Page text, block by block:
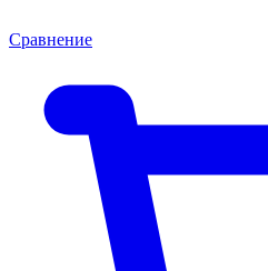
Сравнение